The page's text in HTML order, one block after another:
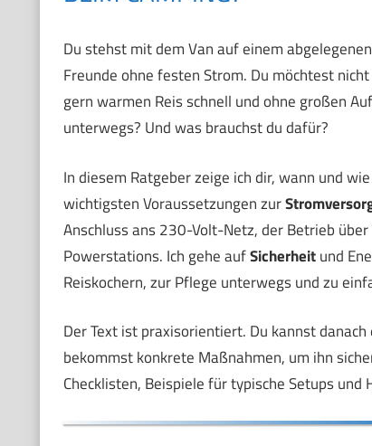
Du stehst mit dem Van auf einem
Freunde ohne festen Strom. Du möchtest
gern warmen Reis schnell und ohne großen
unterwegs? Und was brauchst du dafür?
In diesem Ratgeber zeige ich dir, wann und
wichtigsten Voraussetzungen zur
Anschluss ans 230-Volt-Netz, der Betrieb
Powerstations. Ich gehe aufSicherheitund
Reiskochern, zur Pflege unterwegs und zu
Der Text ist praxisorientiert. Du kannst
bekommst konkrete Maßnahmen, um ihn
Checklisten, Beispiele für typische Setups